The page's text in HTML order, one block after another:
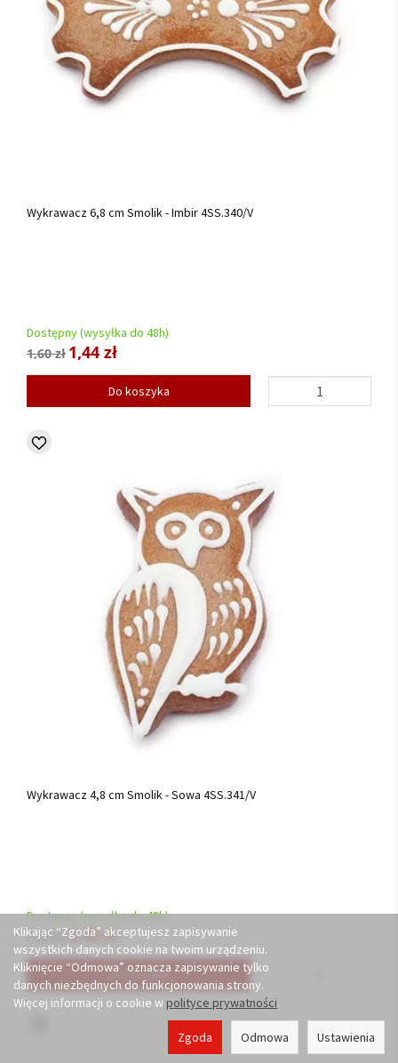
Wykrawacz 6,8 cm Smolik - Imbir 4SS.340/V
Dostępny (wysyłka do 48h)
1,60 zł 1,44 zł
Do koszyka
Wykrawacz 4,8 cm Smolik - Sowa 4SS.341/V
Dostępny (wysyłka do 48h)
2,70 zł 2,43 zł
Do koszyka
Klikając “Zgoda” akceptujesz zapisywanie
wszystkich danych cookie na twoim urządzeniu.
Kliknięcie “Odmowa” oznacza zapisywanie tylko
danych niezbędnych do funkcjonowania strony.
Więcej informacji o cookie w polityce prywatności.
Ustawienia
Odmowa
Zgoda